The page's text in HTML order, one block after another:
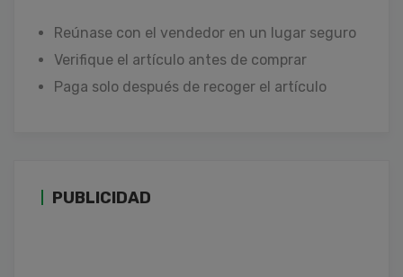
Reúnase con el vendedor en un lugar seguro
Verifique el artículo antes de comprar
Paga solo después de recoger el artículo
PUBLICIDAD